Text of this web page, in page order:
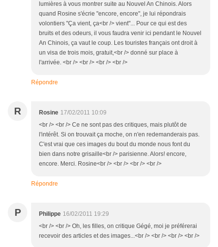
lumières à vous montrer suite au Nouvel An Chinois. Alors
quand Rosine s'écrie "encore, encore", je lui répondrais
volontiers "Ça vient, ça<br /> vient"... Pour ce qui est des
bruits et des odeurs, il vous faudra venir ici pendant le Nouvel
An Chinois, ça vaut le coup. Les touristes français ont droit à
un visa de trois mois, gratuit,<br /> donné sur place à
l'arrivée. <br /> <br /> <br /> <br />
Répondre
R Rosine 17/02/2011 10:09
<br /> <br /> Ce ne sont pas des critiques, mais plutôt de
l'intérêt. Si on trouvait ça moche, on n'en redemanderais pas.
C'est vrai que ces images du bout du monde nous font du
bien dans notre grisaille<br /> parisienne. Alors! encore,
encore. Merci. Rosine<br /> <br /> <br /> <br />
Répondre
P Philippe 16/02/2011 19:29
<br /> <br /> Oh, les filles, on critique Gégé, moi je préférerai
recevoir des articles et des images...<br /> <br /> <br /> <br />